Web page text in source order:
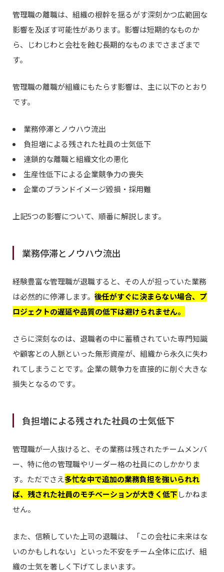
管理職の離職は、組織の根幹を揺るがす深刻かつ広範囲な
影響を及ぼす可能性があります。影響は短期的なものか
ら、じわじわと会社を蝕む長期的なものまでさまざまで
す。
管理職の離職が組織にもたらす影響は、主に以下のとおり
です。
業務停滞とノウハウ流出
負担増による残された社員の士気低下
連鎖的な離職と組織文化の悪化
生産性低下による企業競争力の喪失
企業のブランドイメージ毀損・採用難
上記5つの影響について、順番に解説します。
業務停滞とノウハウ流出
経験豊富な管理職が退職すると、その人が担っていた業務
は必然的に停滞します。 後任がすぐに決まらない場合、プ
ロジェクトの遅延や品質の低下は避けられません。
さらに深刻なのは、退職者の中に蓄積されていた専門知識
や顧客との人脈といった無形資産が、組織から永久に失わ
れてしまうことです。企業の競争力を直接的に削ぐ大きな
損失となるのです。
負担増による残された社員の士気低下
管理職が一人抜けると、その業務は残されたチームメンバ
ー、特に他の管理職やリーダー格の社員にのしかかりま
す。ただでさえ多忙な中で追加の業務負担を強いられれ
ば、残された社員のモチベーションが大きく低下しかねま
せん。
また、信頼していた上司の退職は、「この会社に未来はな
いのかもしれない」といった不安をチーム全体に広げ、組
織の士気を著しく下げてしまいます。